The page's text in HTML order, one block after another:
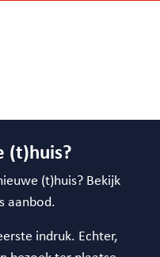
(t)huis?
(t)huis? Bekijk
aanbod.
indruk. Echter,